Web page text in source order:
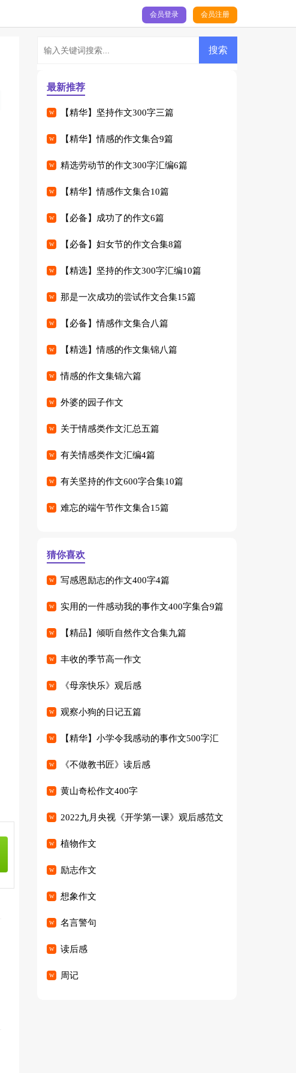
会员登录 会员注册
最新推荐
【精华】坚持作文300字三篇
【精华】情感的作文集合9篇
精选劳动节的作文300字汇编6篇
【精华】情感作文集合10篇
【必备】成功了的作文6篇
【必备】妇女节的作文合集8篇
【精选】坚持的作文300字汇编10篇
那是一次成功的尝试作文合集15篇
【必备】情感作文集合八篇
【精选】情感的作文集锦八篇
情感的作文集锦六篇
外婆的园子作文
关于情感类作文汇总五篇
有关情感类作文汇编4篇
有关坚持的作文600字合集10篇
难忘的端午节作文集合15篇
猜你喜欢
写感恩励志的作文400字4篇
实用的一件感动我的事作文400字集合9篇
【精品】倾听自然作文合集九篇
丰收的季节高一作文
《母亲快乐》观后感
观察小狗的日记五篇
【精华】小学令我感动的事作文500字汇
编七篇《不做教书匠》读后感
黄山奇松作文400字
2022九月央视《开学第一课》观后感范文
（精选23篇）
植物作文
励志作文
想象作文
名言警句
读后感
周记